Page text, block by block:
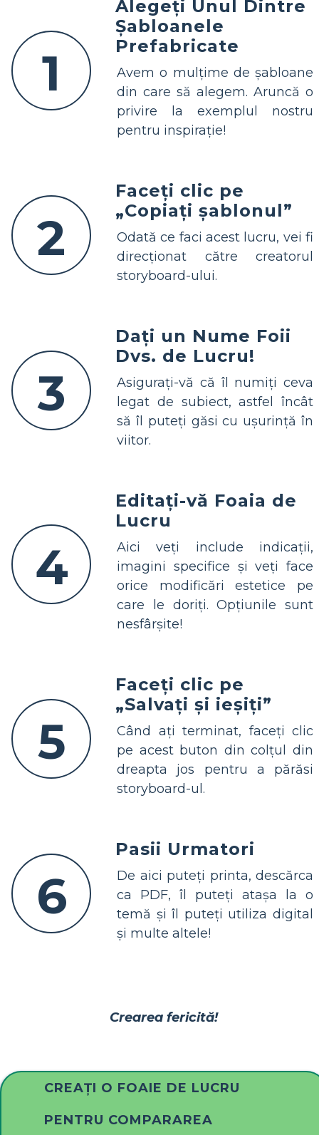
1
Alegeți Unul Dintre
Șabloanele
Prefabricate
Avem o mulțime de șabloane
din care să alegem. Aruncă o
privire la exemplul nostru
pentru inspirație!
2
Faceți clic pe
„Copiați șablonul”
Odată ce faci acest lucru, vei fi
direcționat către creatorul
storyboard-ului.
3
Dați un Nume Foii
Dvs. de Lucru!
Asigurați-vă că îl numiți ceva
legat de subiect, astfel încât
să îl puteți găsi cu ușurință în
viitor.
4
Editați-vă Foaia de
Lucru
Aici veți include indicații,
imagini specifice și veți face
orice modificări estetice pe
care le doriți. Opțiunile sunt
nesfârșite!
5
Faceți clic pe
„Salvați și ieșiți”
Când ați terminat, faceți clic
pe acest buton din colțul din
dreapta jos pentru a părăsi
storyboard-ul.
6
Pasii Urmatori
De aici puteți printa, descărca
ca PDF, îl puteți atașa la o
temă și îl puteți utiliza digital
și multe altele!
Crearea fericită!
CREAȚI O FOAIE DE LUCRU
PENTRU COMPARAREA